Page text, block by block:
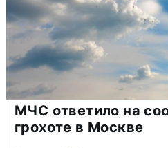
МЧС ответило на
грохоте в Москве